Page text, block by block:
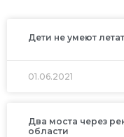
Дети не умеют
01.06.2021
Два моста через
области